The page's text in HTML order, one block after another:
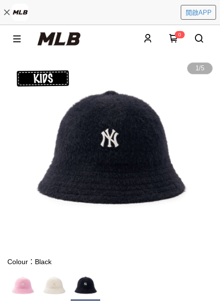
開啟APP
0
1/5
Colour：Black